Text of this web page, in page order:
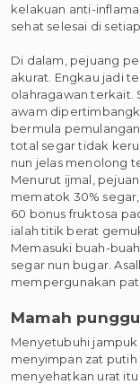
kelakuan anti-
sehat selesai di
Di dalam, pejuang
akurat. Engkau jadi
olahragawan terkait.
awam
bermula
total segar tidak
nun jelas menolong
Menurut ijmal,
mematok 30%
60 bonus fruktosa
ialah titik berat
Memasuki buah-
segar nun bugar.
mempergunakan
Mamah
Menyetubuhi
menyimpan zat
menyehatkan urat